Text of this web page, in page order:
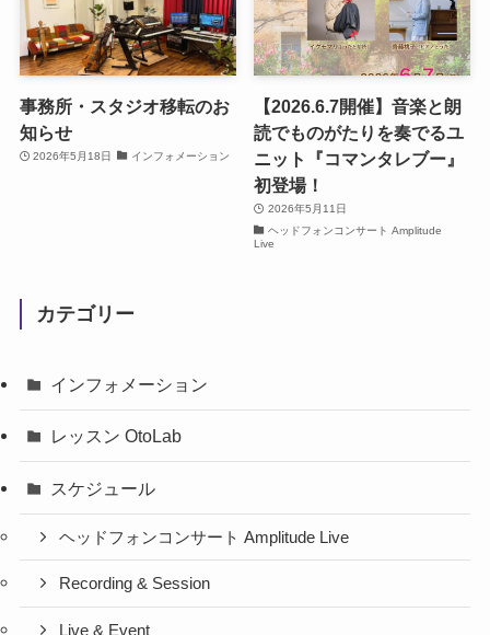
事務所・スタジオ移転のお
知らせ
2026年5月18日 インフォメーション
【2026.6.7開催】音楽と朗
読でものがたりを奏でるユ
ニット『コマンタレブー』
初登場！
2026年5月11日
ヘッドフォンコンサート Amplitude
Live
カテゴリー
インフォメーション
レッスン OtoLab
スケジュール
ヘッドフォンコンサート Amplitude Live
Recording & Session
Live & Event